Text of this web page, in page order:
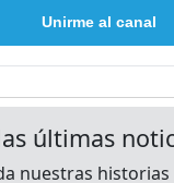
Unirme al canal